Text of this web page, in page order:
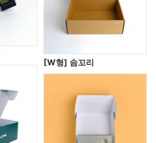
[W형] 솜꼬리